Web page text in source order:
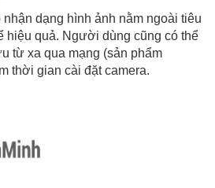
dạng hình ảnh nằm ngoài tiêu
hiệu quả. Người dùng cũng có thể
từ xa qua mạng (sản phẩm
thời gian cài đặt camera.